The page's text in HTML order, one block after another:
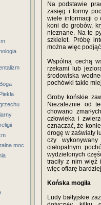
moc
Na podstawie
zasięg i formy
wiele informacji o
koni do grobów,
nieznane. Na te
szkielet. Próbę
można więc
Wspólną cechą
rzekami lub
środowiska
pochówki takie
Groby końskie
Niezależnie od
chowano
człowieka i
oznaczać, że
drogę w zaświaty
czy
ciałopalnym
wydzielonych
traciły z nim więź
więc ofiarę
Końska mogiła
Ludy bałtyjskie